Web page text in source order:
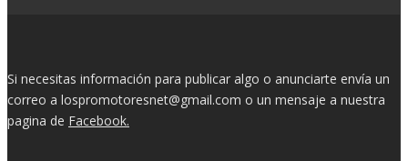
Si necesitas información para publicar algo o anunciarte envía un
correo a lospromotoresnet@gmail.com o un mensaje a nuestra
pagina de Facebook.